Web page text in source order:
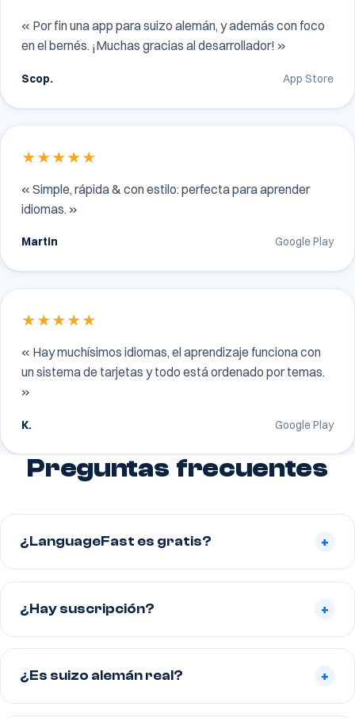
« Por fin una app para suizo alemán, y además con foco
en el bernés. ¡Muchas gracias al desarrollador! »
Scop. App Store
★★★★★
« Simple, rápida & con estilo: perfecta para aprender
idiomas. »
Martin Google Play
★★★★★
« Hay muchísimos idiomas, el aprendizaje funciona con
un sistema de tarjetas y todo está ordenado por temas.
»
K. Google Play
Preguntas frecuentes
¿LanguageFast es gratis? +
¿Hay suscripción? +
¿Es suizo alemán real? +